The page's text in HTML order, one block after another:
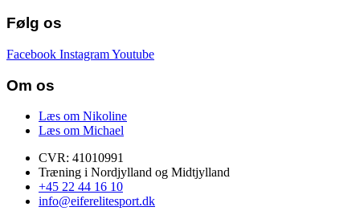
Følg os
Facebook InstagramYoutube
Om os
Læs om Nikoline
Læs om Michael
CVR: 41010991
Træning i Nordjylland og Midtjylland
+45 22 44 16 10
info@eiferelitesport.dk